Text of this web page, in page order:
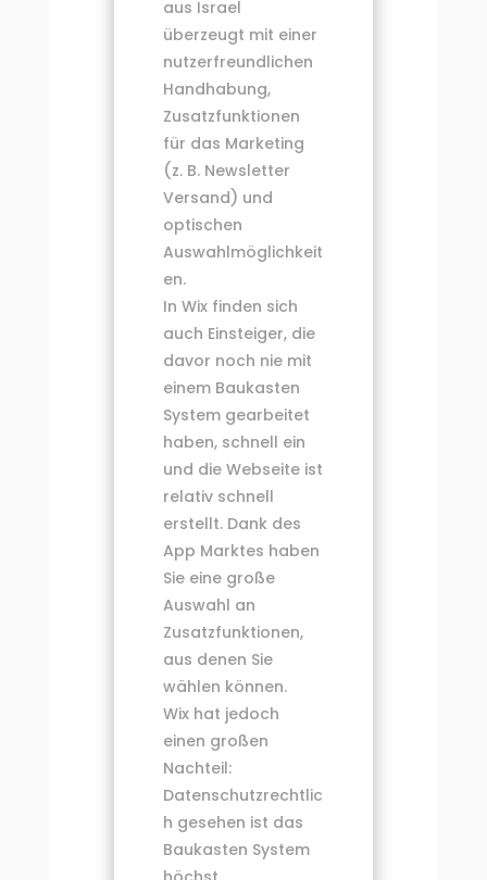
aus Israel
überzeugt mit einer
nutzerfreundlichen
Handhabung,
Zusatzfunktionen
für das Marketing
(z. B. Newsletter
Versand) und
optischen
Auswahlmöglichkeit
en.
In Wix finden sich
auch Einsteiger, die
davor noch nie mit
einem Baukasten
System gearbeitet
haben, schnell ein
und die Webseite ist
relativ schnell
erstellt. Dank des
App Marktes haben
Sie eine große
Auswahl an
Zusatzfunktionen,
aus denen Sie
wählen können.
Wix hat jedoch
einen großen
Nachteil:
Datenschutzrechtlic
h gesehen ist das
Baukasten System